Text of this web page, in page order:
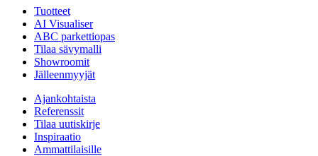
Tuotteet
AI Visualiser
ABC parkettiopas
Tilaa sävymalli
Showroomit
Jälleenmyyjät
Ajankohtaista
Referenssit
Tilaa uutiskirje
Inspiraatio
Ammattilaisille